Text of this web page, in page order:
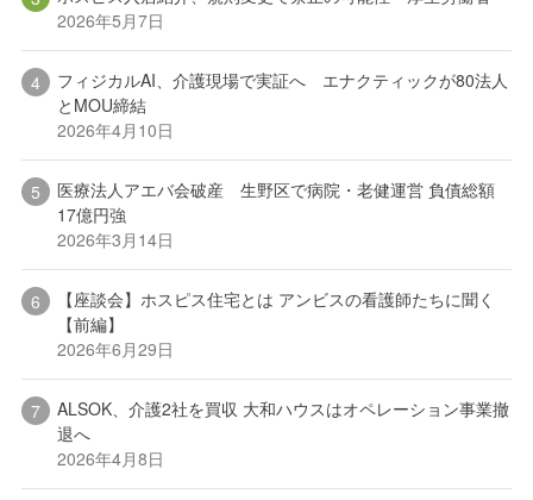
2026年5月7日
フィジカルAI、介護現場で実証へ エナクティックが80法人
とMOU締結
2026年4月10日
医療法人アエバ会破産 生野区で病院・老健運営 負債総額
17億円強
2026年3月14日
【座談会】ホスピス住宅とは アンビスの看護師たちに聞く
【前編】
2026年6月29日
ALSOK、介護2社を買収 大和ハウスはオペレーション事業撤
退へ
2026年4月8日